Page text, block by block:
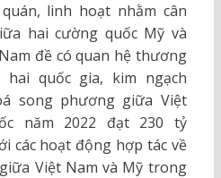
linh hoạt nhằm cân
hai cường quốc Mỹ và
đề có quan hệ thương
quốc gia, kim ngạch
song phương giữa Việt
năm 2022 đạt 230 tỷ
các hoạt động hợp tác về
Việt Nam và Mỹ trong